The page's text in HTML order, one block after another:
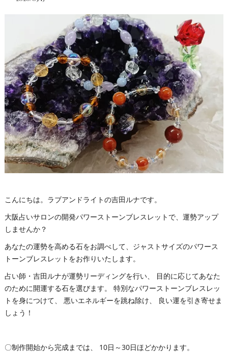
こんにちは。ラブアンドライトの吉田ルナです。
大阪占いサロンの開発パワーストーンブレスレットで、運勢アップ
しませんか？
あなたの運勢を高める石をお調べして、ジャストサイズのパワース
トーンブレスレットをお作りいたします。
占い師・吉田ルナが運勢リーディングを行い、 目的に応じてあなた
のために開運する石を選びます。 特別なパワーストーンブレスレッ
トを身につけて、 悪いエネルギーを跳ね除け、 良い運を引き寄せま
しょう！
〇制作開始から完成までは、 10日～30日ほどかかります。